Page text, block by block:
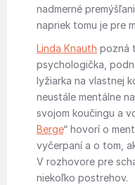
nadmerné
napriek tomu je pre
Linda Knauth pozná
psychologička,
lyžiarka na vlastnej
neustále mentálne
svojom koučingu a
Berge“ hovorí o
vyčerpaní a o tom,
V rozhovore pre
niekoľko postrehov.